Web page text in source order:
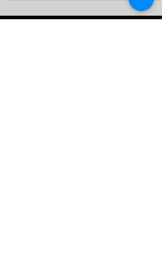
intangible valorado económicamente
según las reglas del mercado en el que se